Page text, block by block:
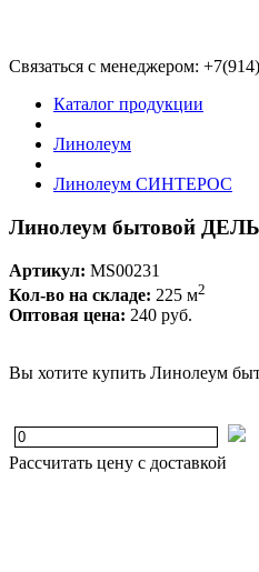
Связаться с менеджером:
Каталог продукции
Линолеум
Линолеум СИНТЕРОС
Линолеум бытовой
Артикул: MS00231
Кол-во на складе: 225 м2
Оптовая цена: 240 руб.
Вы хотите купить Линолеум
Рассчитать цену с доставкой